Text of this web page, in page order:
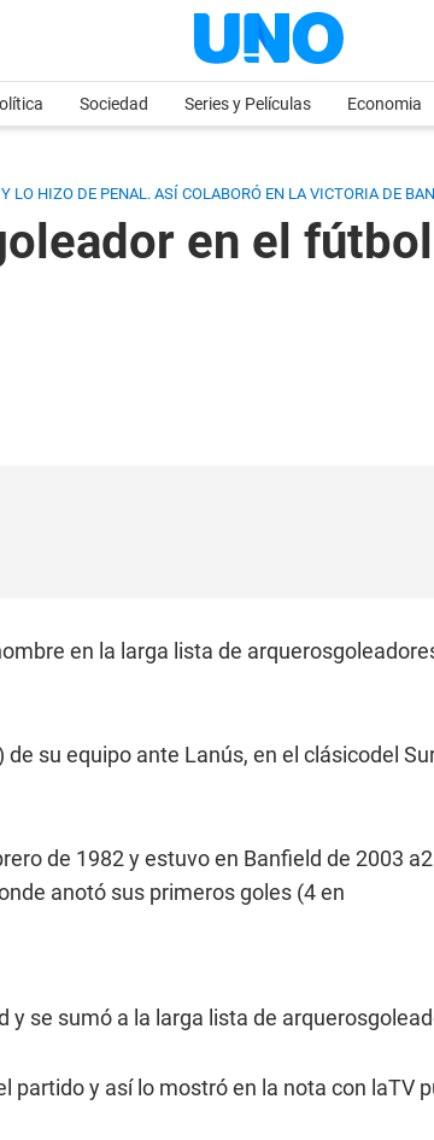
Sociedad Series y Películas Economia
LO HIZO DE PENAL. ASÍ COLABORÓ EN LA VICTORIA DE
en el
en la larga lista de
su equipo ante Lanús, en el clásicodel
de 1982 y estuvo en Banfield de 2003
anotó sus primeros goles (4 en
se sumó a la larga lista de
y así lo mostró en la nota con laTV